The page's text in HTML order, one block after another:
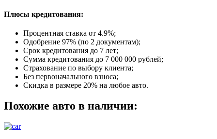
Плюсы кредитования:
Процентная ставка от 4.9%;
Одобрение 97% (по 2 документам);
Срок кредитования до 7 лет;
Сумма кредитования до 7 000 000 рублей;
Страхование по выбору клиента;
Без первоначального взноса;
Скидка в размере 20% на любое авто.
Похожие авто в наличии: